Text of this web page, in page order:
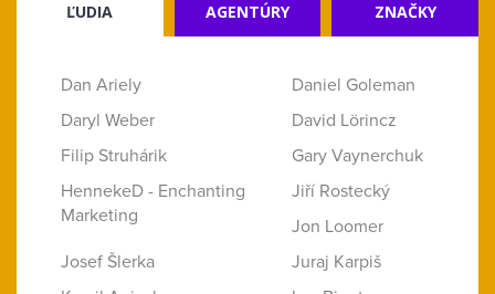
ĽUDIA AGENTÚRY ZNAČKY
Dan Ariely
Daniel Goleman
Daryl Weber
David Lörincz
Filip Struhárik
Gary Vaynerchuk
HennekeD - Enchanting
Marketing
Jiří Rostecký
Jon Loomer
Josef Šlerka
Juraj Karpiš